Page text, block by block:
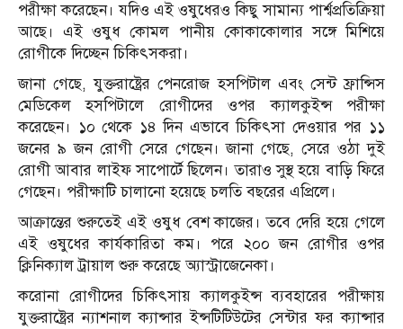
পরীক্ষা করেছেন। যদিও এই ওষুধেরও কিছু সামান্য পার্শ্বপ্রতিক্রিয়া
আছে। এই ওষুধ কোমল পানীয় কোকাকোলার সঙ্গে মিশিয়ে
রোগীকে দিচ্ছেন চিকিৎসকরা।
জানা গেছে, যুক্তরাষ্ট্রের পেনরোজ হসপিটাল এবং সেন্ট ফ্রান্সিস
মেডিকেল হসপিটালে রোগীদের ওপর ক্যালকুইন্স পরীক্ষা
করেছেন। ১০ থেকে ১৪ দিন এভাবে চিকিৎসা দেওয়ার পর ১১
জনের ৯ জন রোগী সেরে গেছেন। জানা গেছে, সেরে ওঠা দুই
রোগী আবার লাইফ সাপোর্টে ছিলেন। তারাও সুস্থ হয়ে বাড়ি ফিরে
গেছেন। পরীক্ষাটি চালানো হয়েছে চলতি বছরের এপ্রিলে।
আক্রান্তের শুরুতেই এই ওষুধ বেশ কাজের। তবে দেরি হয়ে গেলে
এই ওষুধের কার্যকারিতা কম। পরে ২০০ জন রোগীর ওপর
ক্লিনিক্যাল ট্রায়াল শুরু করেছে অ্যাস্ট্রাজেনেকা।
করোনা রোগীদের চিকিৎসায় ক্যালকুইন্স ব্যবহারের পরীক্ষায়
যুক্তরাষ্ট্রের ন্যাশনাল ক্যান্সার ইন্সটিটিউটের সেন্টার ফর ক্যান্সার